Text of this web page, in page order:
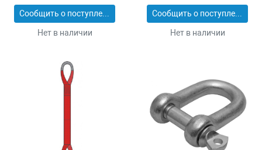
Сообщить о поступлении
Нет в наличии
4-304120-01-02
Сообщить о поступлении
Нет в наличии